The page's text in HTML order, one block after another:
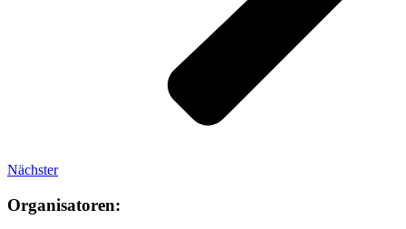
Nächster
Organisatoren: